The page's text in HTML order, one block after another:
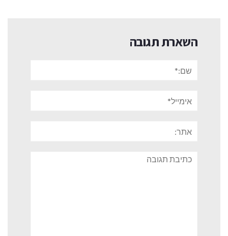
השארת תגובה
תגובה